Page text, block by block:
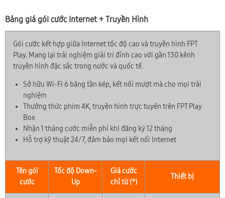
Bảng giá gói cước Internet + Truyền Hình
Gói cước kết hợp giữa Internet tốc độ cao và truyền hình FPT
Play. Mang lại trải nghiệm giải trí đỉnh cao với gần 130 kênh
truyền hình đặc sắc trong nước và quốc tế.
Sở hữu Wi-Fi 6 băng tần kép, kết nối mượt mà cho mọi trải
nghiệm
Thưởng thức phim 4K, truyền hình trực tuyến trên FPT Play
Box
Nhận 1 tháng cước miễn phí khi đăng ký 12 tháng
Hỗ trợ kỹ thuật 24/7, đảm bảo mọi kết nối Internet
Tên gói
cước
Tốc độ Down-
Up
Giá cước
chỉ từ (*)
Thiết bị